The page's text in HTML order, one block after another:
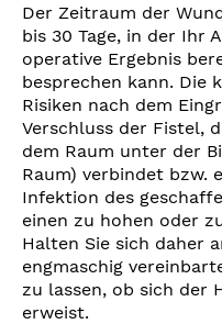
Der Zeitraum der
bis 30 Tage, in der Ihr
operative Ergebnis
besprechen kann. Die
Risiken nach dem
Verschluss der Fistel,
dem Raum unter der
Raum) verbindet bzw.
Infektion des
einen zu hohen oder
Halten Sie sich daher
engmaschig
zu lassen, ob sich der
erweist.